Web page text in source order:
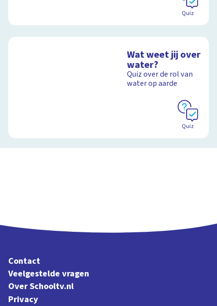
Quiz
Wat weet jij over
water?
Quiz over de rol van
water op aarde
Quiz
Contact
Veelgestelde vragen
Over Schooltv.nl
Privacy